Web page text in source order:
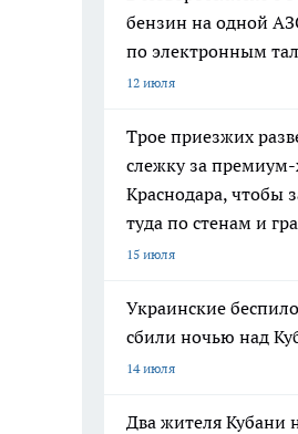
бензин на одной
по электронным
12 июля
Трое приезжих
слежку за
Краснодара, чтобы
туда по стенам и
15 июля
Украинские
сбили ночью над
14 июля
Два жителя Кубани